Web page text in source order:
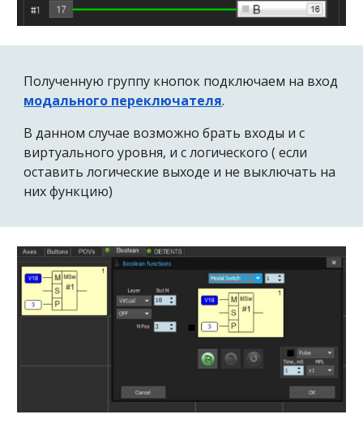
Полученную группу кнопок подключаем на вход
модального переключателя.
В данном случае возможно брать входы и с
виртуального уровня, и с логического ( если
оставить логические выходе и не выключать на
них функцию)